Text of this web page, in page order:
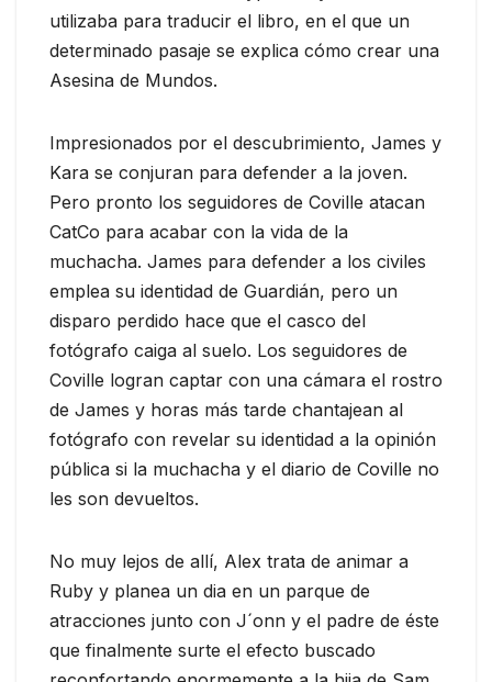
utilizaba para traducir el libro, en el que un
determinado pasaje se explica cómo crear una
Asesina de Mundos.
Impresionados por el descubrimiento, James y
Kara se conjuran para defender a la joven.
Pero pronto los seguidores de Coville atacan
CatCo para acabar con la vida de la
muchacha. James para defender a los civiles
emplea su identidad de Guardián, pero un
disparo perdido hace que el casco del
fotógrafo caiga al suelo. Los seguidores de
Coville logran captar con una cámara el rostro
de James y horas más tarde chantajean al
fotógrafo con revelar su identidad a la opinión
pública si la muchacha y el diario de Coville no
les son devueltos.
No muy lejos de allí, Alex trata de animar a
Ruby y planea un dia en un parque de
atracciones junto con J´onn y el padre de éste
que finalmente surte el efecto buscado